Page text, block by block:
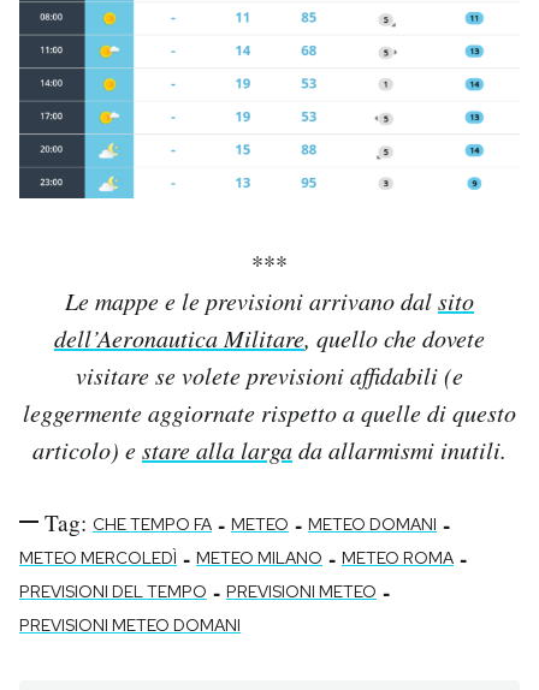
***
Le mappe e le previsioni arrivano dalsito
dell’Aeronautica Militare, quello che dovete
visitare se volete previsioni affidabili (e
leggermente aggiornate rispetto a quelle di questo
articolo) estare alla largada allarmismi inutili.
Tag: CHE TEMPO FA - METEO - METEO DOMANI -
METEO MERCOLEDÌ - METEO MILANO - METEO ROMA -
PREVISIONI DEL TEMPO - PREVISIONI METEO -
PREVISIONI METEO DOMANI